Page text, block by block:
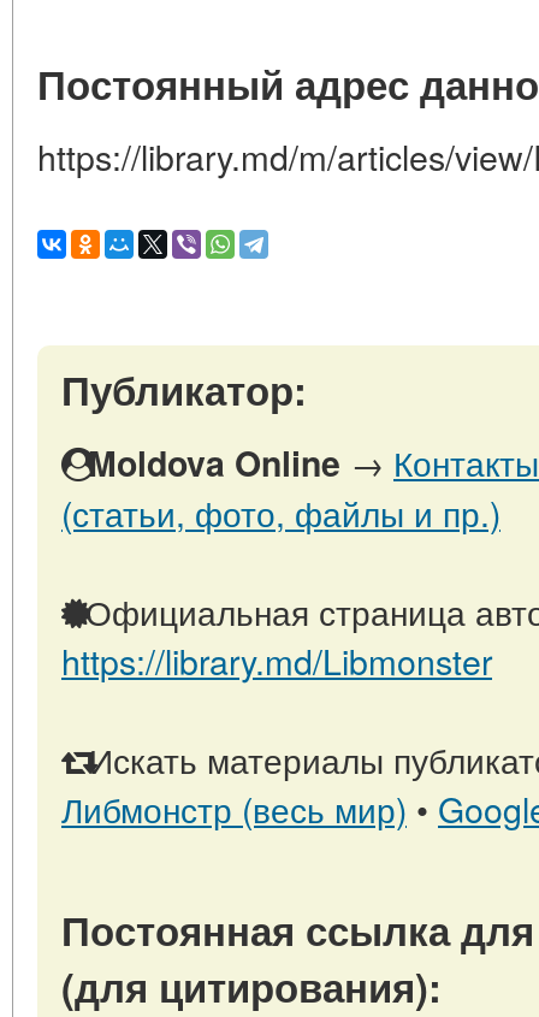
Постоянный адрес
https://library.md/m/articles/
Публикатор:
Moldova Online →
(статьи, фото, файлы и пр.)
Официальная страница
https://library.md/Libmonster
Искать материалы
Либмонстр (весь мир) •
Постоянная ссылка
(для цитирования):